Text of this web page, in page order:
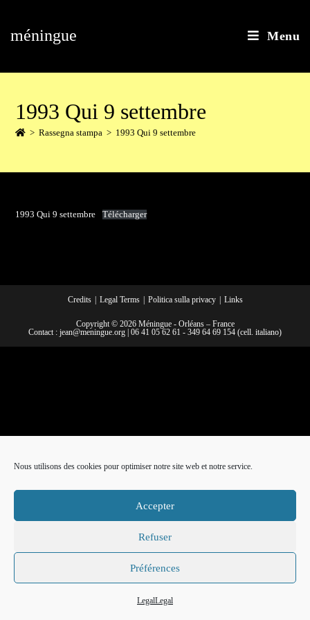
Nous utilisons des cookies pour optimiser notre site web et notre service.
Accepter
Refuser
Préférences
LegalLegal
méningue Menu
1993 Qui 9 settembre
> Rassegna stampa > 1993 Qui 9 settembre
1993 Qui 9 settembre Télécharger
Credits Legal Terms Politica sulla privacy Links
Copyright © 2026 Méningue - Orléans – France
Contact : jean@meningue.org 06 41 05 62 61 - 349 64 69 154 (cell. italiano)